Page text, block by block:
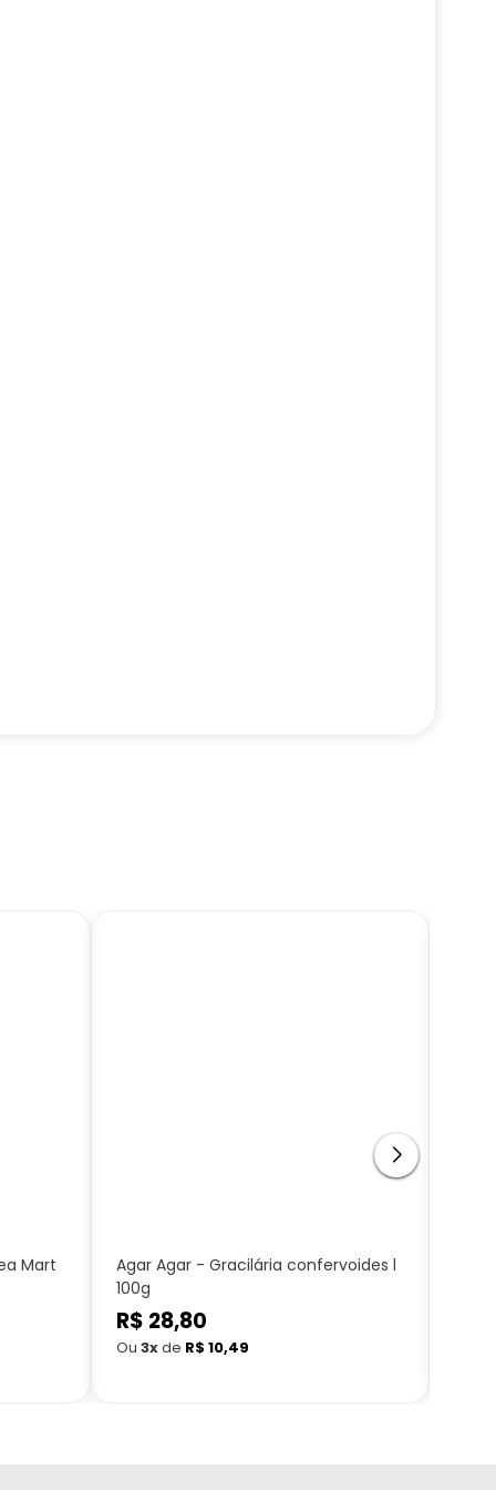
Mart
Agar Agar - Gracilária confervoides l
100g
Preço
normal
R$ 28,80
Ou 3xde R$ 10,49